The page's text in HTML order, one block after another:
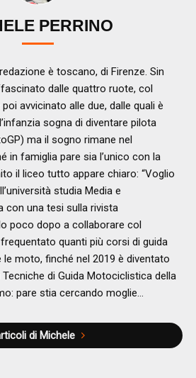
PERRINO
è toscano, di Firenze. Sin
dalle quattro ruote, col
avvicinato alle due, dalle quali è
sogna di diventare pilota
ma il sogno rimane nel
in famiglia pare sia l’unico con la
il liceo tutto appare chiaro: “Voglio
studia Media e
con una tesi sulla rivista
poco dopo a collaborare col
quanti più corsi di guida
le moto, finché nel 2019 è diventato
di Guida Motociclistica della
pare stia cercando moglie…
di Michele